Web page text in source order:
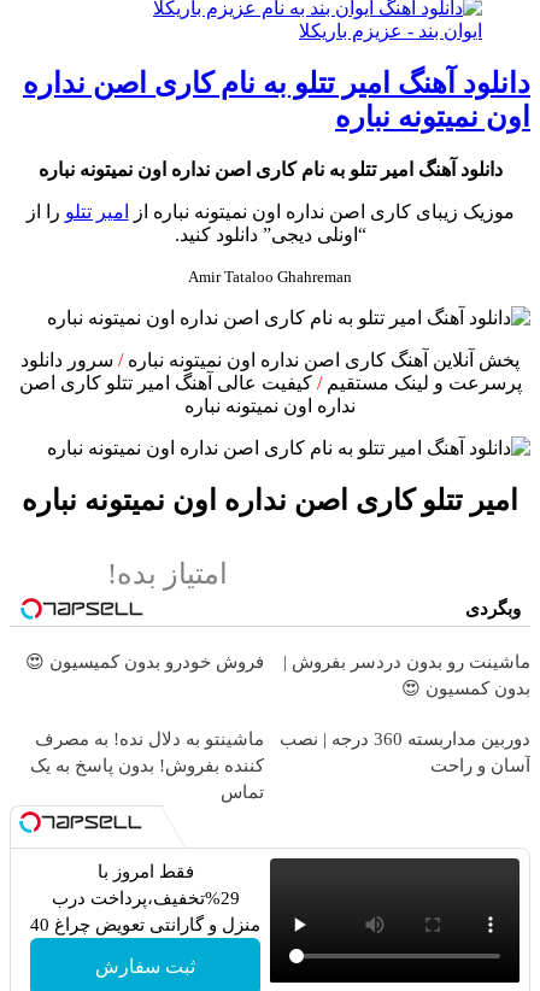
ایوان بند - عزیزم باریکلا
دانلود آهنگ امیر تتلو به نام کاری اصن نداره
اون نمیتونه نباره
دانلود آهنگ امیر تتلو به نام کاری اصن نداره اون نمیتونه نباره
موزیک زیبای کاری اصن نداره اون نمیتونه نباره از امیر تتلو را از
“اونلی دیجی” دانلود کنید.
Amir Tataloo Ghahreman
پخش آنلاین آهنگ کاری اصن نداره اون نمیتونه نباره/ سرور دانلود
پرسرعت و لینک مستقیم/ کیفیت عالی آهنگ امیر تتلو کاری اصن
نداره اون نمیتونه نباره
امیر تتلو کاری اصن نداره اون نمیتونه نباره
امتیاز بده!
وبگردی
ماشینت رو بدون دردسر بفروش |
بدون کمسیون 😍
فروش خودرو بدون کمیسیون 😍
دوربین مداربسته 360 درجه | نصب
آسان و راحت
ماشینتو به دلال نده! به مصرف
کننده بفروش! بدون پاسخ به یک
تماس
فقط امروز با
29%تخفیف،پرداخت درب
منزل و گارانتی تعویض چراغ 40
ثبت سفارش